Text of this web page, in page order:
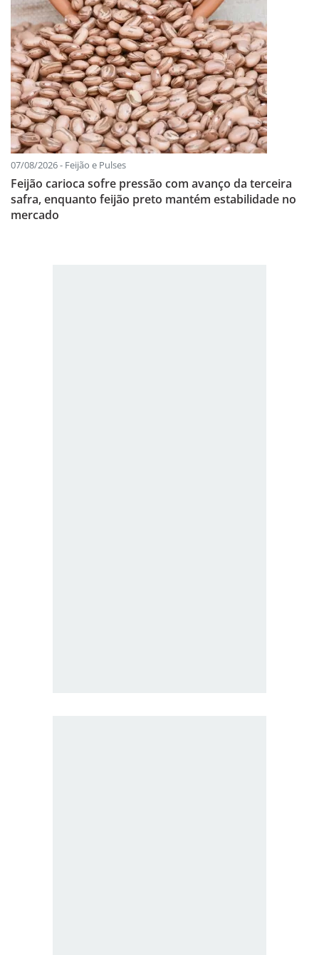
07/08/2026 - Feijão e Pulses
Feijão carioca sofre pressão com avanço da terceira
safra, enquanto feijão preto mantém estabilidade no
mercado